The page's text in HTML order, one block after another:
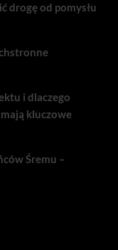
drogę od pomysłu
i dlaczego
kluczowe
Śremu –